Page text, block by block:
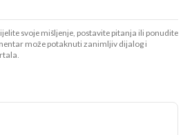
svoje mišljenje, postavite pitanja ili ponudite
može potaknuti zanimljiv dijalog i